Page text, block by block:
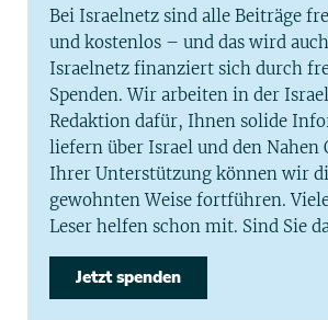
Bei Israelnetz sind alle Beiträge
und kostenlos – und das wird
Israelnetz finanziert sich durch
Spenden. Wir arbeiten in der
Redaktion dafür, Ihnen solide
liefern über Israel und den Nahen
Ihrer Unterstützung können wir
gewohnten Weise fortführen.
Leser helfen schon mit. Sind Sie
Jetzt spenden